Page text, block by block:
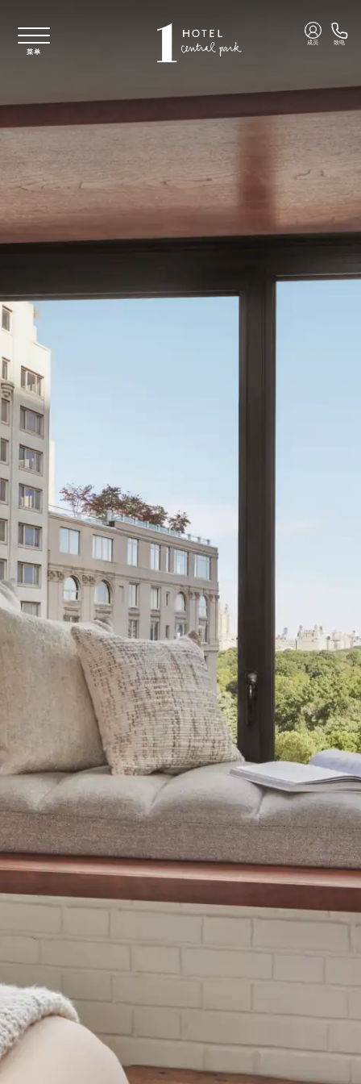
菜单
成员 致电